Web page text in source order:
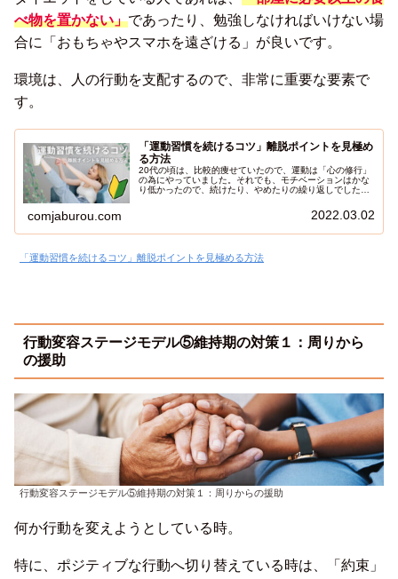
べ物を置かない」であったり、勉強しなければいけない場
合に「おもちゃやスマホを遠ざける」が良いです。
環境は、人の行動を支配するので、非常に重要な要素で
す。
「運動習慣を続けるコツ」離脱ポイントを見極め
る方法
20代の頃は、比較的痩せていたので、運動は「心の修行」
の為にやっていました。それでも、モチベーションはかな
り低かったので、続けたり、やめたりの繰り返しでした。
値が出まくってくると、多少焦ってジムに通ったりもしま
した。それでもやっぱり継続が難しかったです。４０歳を
たいと思います。
comjaburou.com 2022.03.02
「運動習慣を続けるコツ」離脱ポイントを見極める方法
行動変容ステージモデル⑤維持期の対策１：周りから
の援助
行動変容ステージモデル⑤維持期の対策１：周りからの援助
何か行動を変えようとしている時。
特に、ポジティブな行動へ切り替えている時は、「約束」